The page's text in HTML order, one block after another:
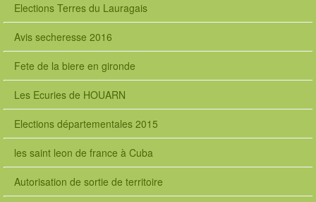
Elections Terres du Lauragais
Avis secheresse 2016
Fete de la biere en gironde
Les Ecuries de HOUARN
Elections départementales 2015
les saint leon de france à Cuba
Autorisation de sortie de territoire